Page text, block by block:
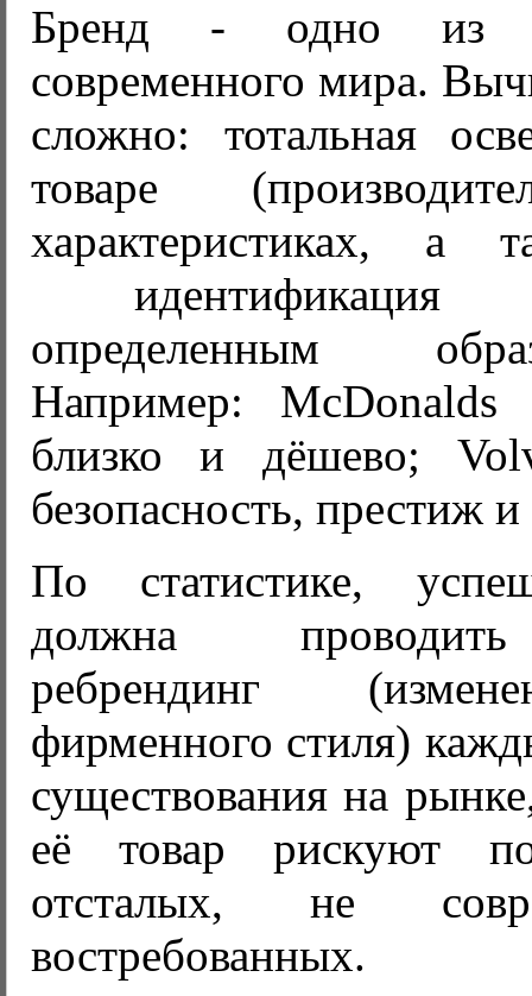
Бренд - одно из
современного мира.
сложно: тотальная
товаре
характеристиках, а
идентификация
определенным
Например:
близко и дёшево;
безопасность, престиж и
По статистике,
должна
ребрендинг
фирменного стиля)
существования на
её товар рискуют
отсталых, не
востребованных.